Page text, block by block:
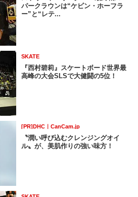
パークラウンは“ケビン・ホーフラ
ー”と“レテ...
SKATE
『西村碧莉』スケートボード世界最
高峰の大会SLSで大健闘の5位！
[PR]DHC｜CanCam.jp
〝潤い呼び込むクレンジングオイ
ル〟が、美肌作りの強い味方！